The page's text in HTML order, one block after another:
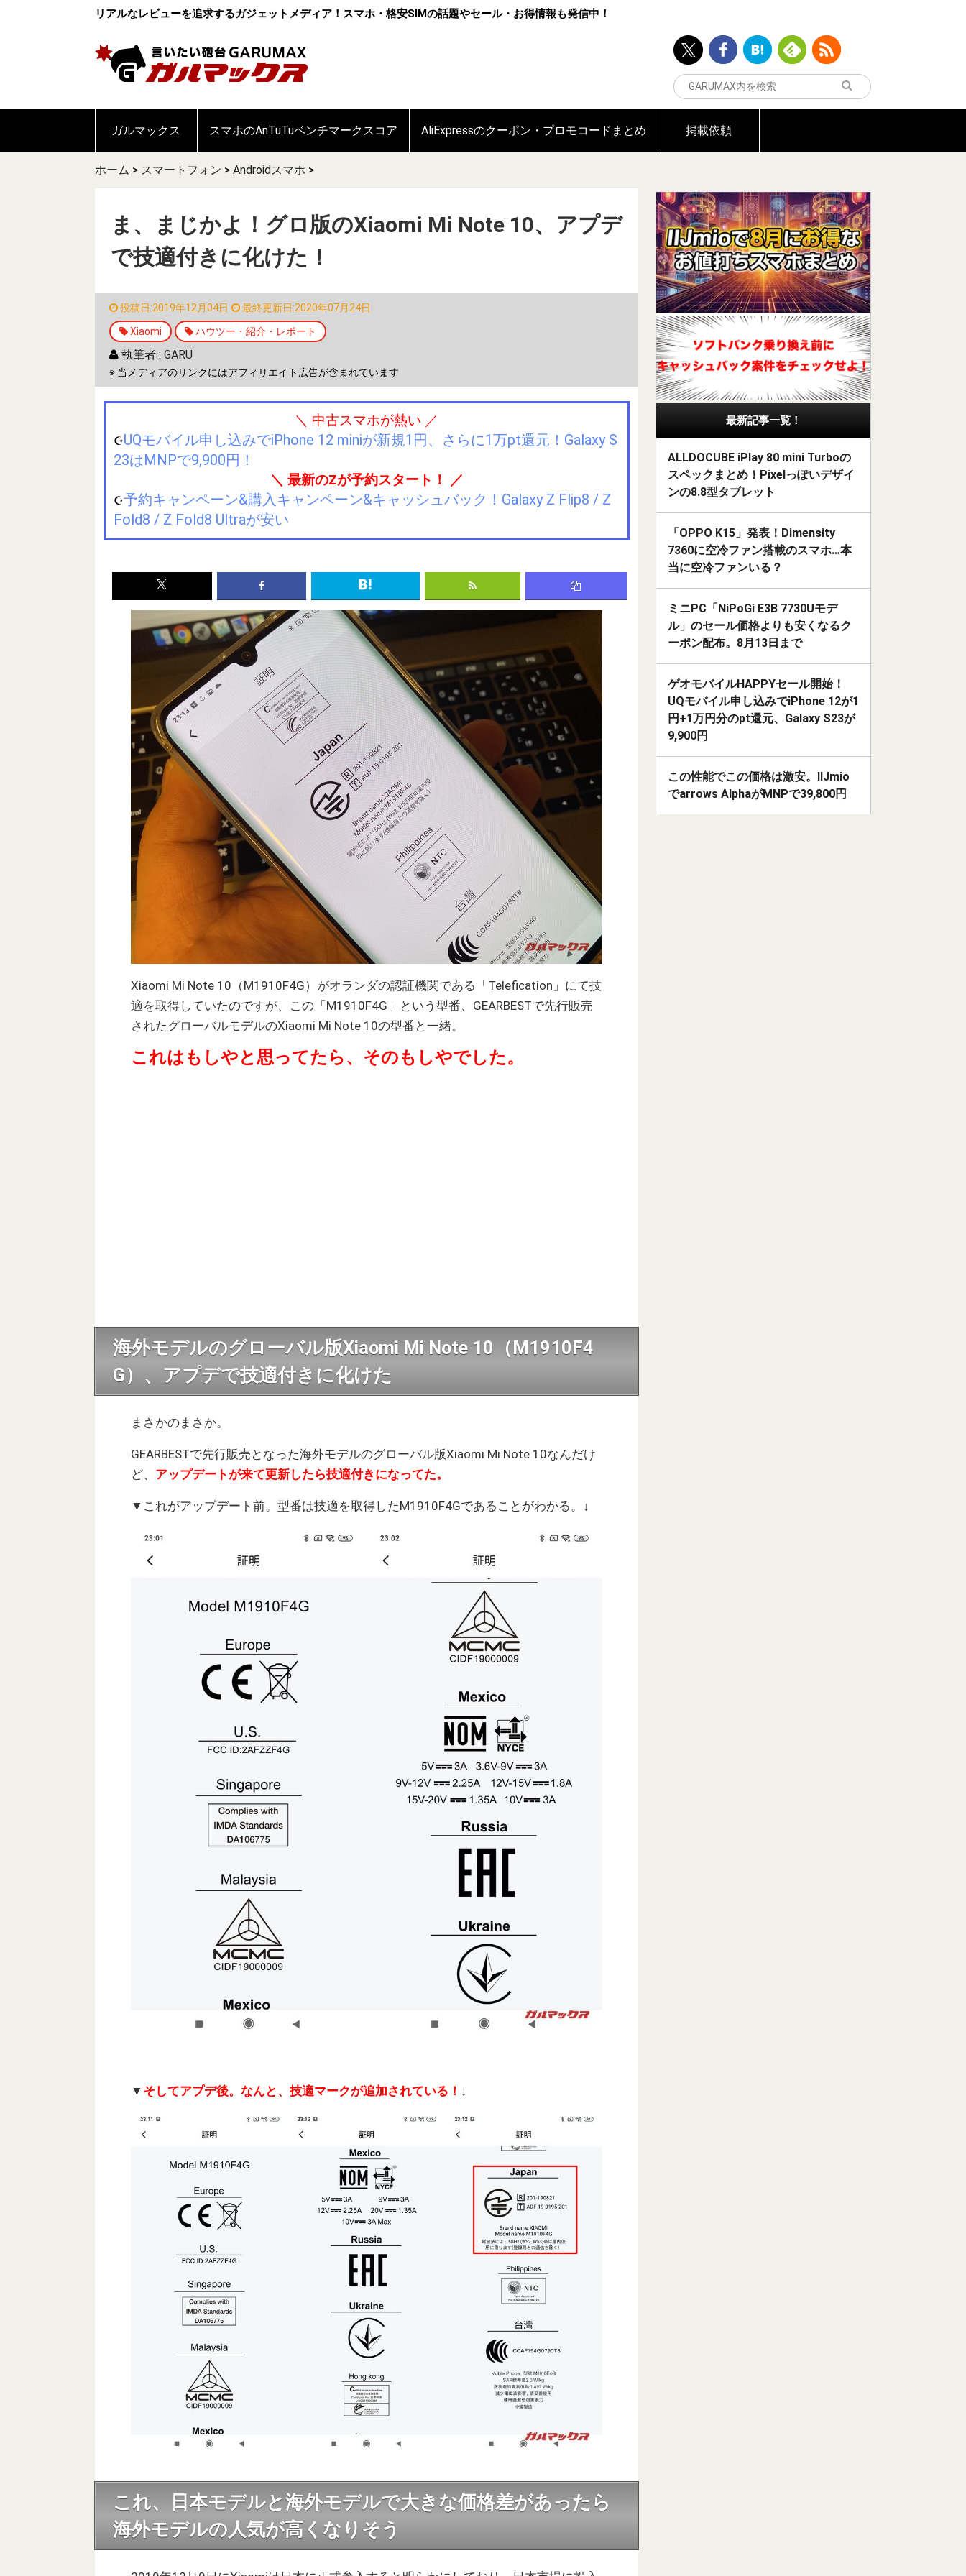
リアルなレビューを追求するガジェットメディア！スマホ・格安SIMの話題やセール・お得情報も発信中！
ガルマックス スマホのAnTuTuベンチマークスコア AliExpressのクーポン・プロモコードまとめ 掲載依頼
ホーム > スマートフォン > Androidスマホ >
ま、まじかよ！グロ版のXiaomi Mi Note 10、アプデ
で技適付きに化けた！
投稿日:2019年12月04日 最終更新日:2020年07月24日
Xiaomi ハウツー・紹介・レポート
執筆者 : GARU
※ 当メディアのリンクにはアフィリエイト広告が含まれています
＼ 中古スマホが熱い ／
☪️UQモバイル申し込みでiPhone 12 miniが新規1円、さらに1万pt還元！Galaxy S
23はMNPで9,900円！
＼ 最新のZが予約スタート！ ／
☪️予約キャンペーン&購入キャンペーン&キャッシュバック！Galaxy Z Flip8 / Z
Fold8 / Z Fold8 Ultraが安い
Xiaomi Mi Note 10（M1910F4G）がオランダの認証機関である「Telefication」にて技
適を取得していたのですが、この「M1910F4G」という型番、GEARBESTで先行販売
されたグローバルモデルのXiaomi Mi Note 10の型番と一緒。
これはもしやと思ってたら、そのもしやでした。
海外モデルのグローバル版Xiaomi Mi Note 10（M1910F4
G）、アプデで技適付きに化けた
まさかのまさか。
GEARBESTで先行販売となった海外モデルのグローバル版Xiaomi Mi Note 10なんだけ
ど、 アップデートが来て更新したら技適付きになってた。
▼これがアップデート前。型番は技適を取得したM1910F4Gであることがわかる。↓
▼ そしてアプデ後。なんと、技適マークが追加されている！ ↓
これ、日本モデルと海外モデルで大きな価格差があったら
海外モデルの人気が高くなりそう
最新記事一覧！
ALLDOCUBE iPlay 80 mini Turboの
スペックまとめ！Pixelっぽいデザイ
ンの8.8型タブレット
「OPPO K15」発表！Dimensity
7360に空冷ファン搭載のスマホ…本
当に空冷ファンいる？
ミニPC「NiPoGi E3B 7730Uモデ
ル」のセール価格よりも安くなるク
ーポン配布。8月13日まで
ゲオモバイルHAPPYセール開始！
UQモバイル申し込みでiPhone 12が1
円+1万円分のpt還元、Galaxy S23が
9,900円
この性能でこの価格は激安。IIJmio
でarrows AlphaがMNPで39,800円